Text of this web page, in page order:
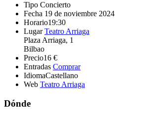
Tipo Concierto
Fecha 19 de noviembre 2024
Horario19:30
Lugar Teatro Arriaga
Plaza Arriaga, 1
Bilbao
Precio16 €
Entradas Comprar
IdiomaCastellano
Web Teatro Arriaga
Dónde